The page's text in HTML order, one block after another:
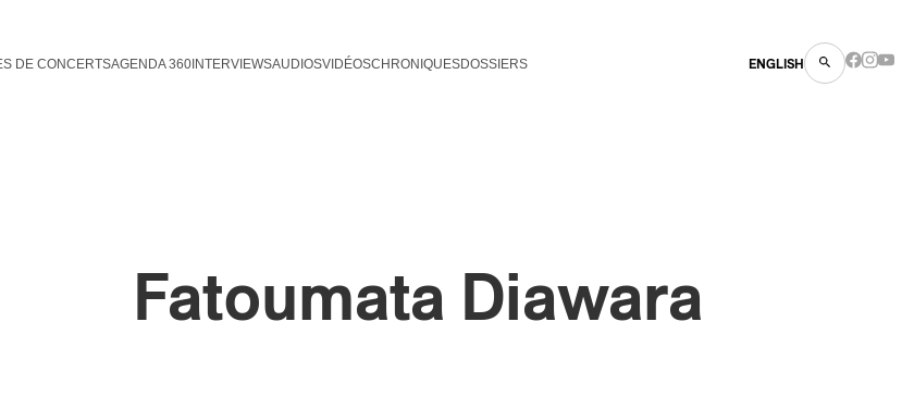
DE CONCERTSAGENDA 360INTERVIEWSAUDIOSVIDÉOSCHRONIQUESDOSSIERS ENGLISH
Fatoumata Diawara